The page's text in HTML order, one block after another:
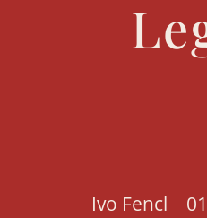
Ivo Fencl